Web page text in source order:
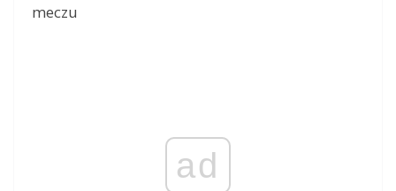
meczu
ad